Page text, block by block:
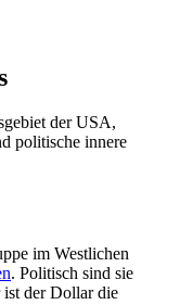
der USA,
politische innere
im Westlichen
. Politisch sind sie
ist der Dollar die